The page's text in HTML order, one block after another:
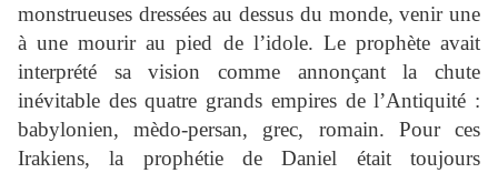
monstrueuses dressées au dessus du monde, venir une
à une mourir au pied de l’idole. Le prophète avait
interprété sa vision comme annonçant la chute
inévitable des quatre grands empires de l’Antiquité :
babylonien, mèdo-persan, grec, romain. Pour ces
Irakiens, la prophétie de Daniel était toujours